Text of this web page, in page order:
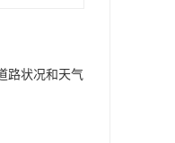
路状况和天气